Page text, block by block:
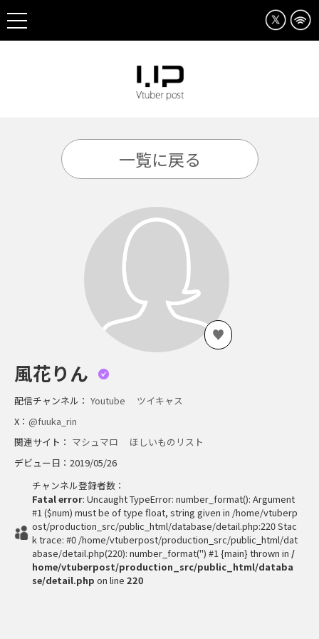
一覧に戻る
風花りん
配信チャンネル： Youtube
ツイキャス
X： @fuuka_rin
関連サイト： マシュマロ
ほしいものリスト
デビュー日：2019/05/26
チャンネル登録者数：
Fatal error: Uncaught TypeError: number_format(): Argument
#1 ($num) must be of type float, string given in /home/vtuberp
ost/production_src/public_html/database/detail.php:220 Stac
k trace: #0 /home/vtuberpost/production_src/public_html/dat
abase/detail.php(220): number_format('') #1 {main} thrown in /
home/vtuberpost/production_src/public_html/databa
se/detail.php on line 220